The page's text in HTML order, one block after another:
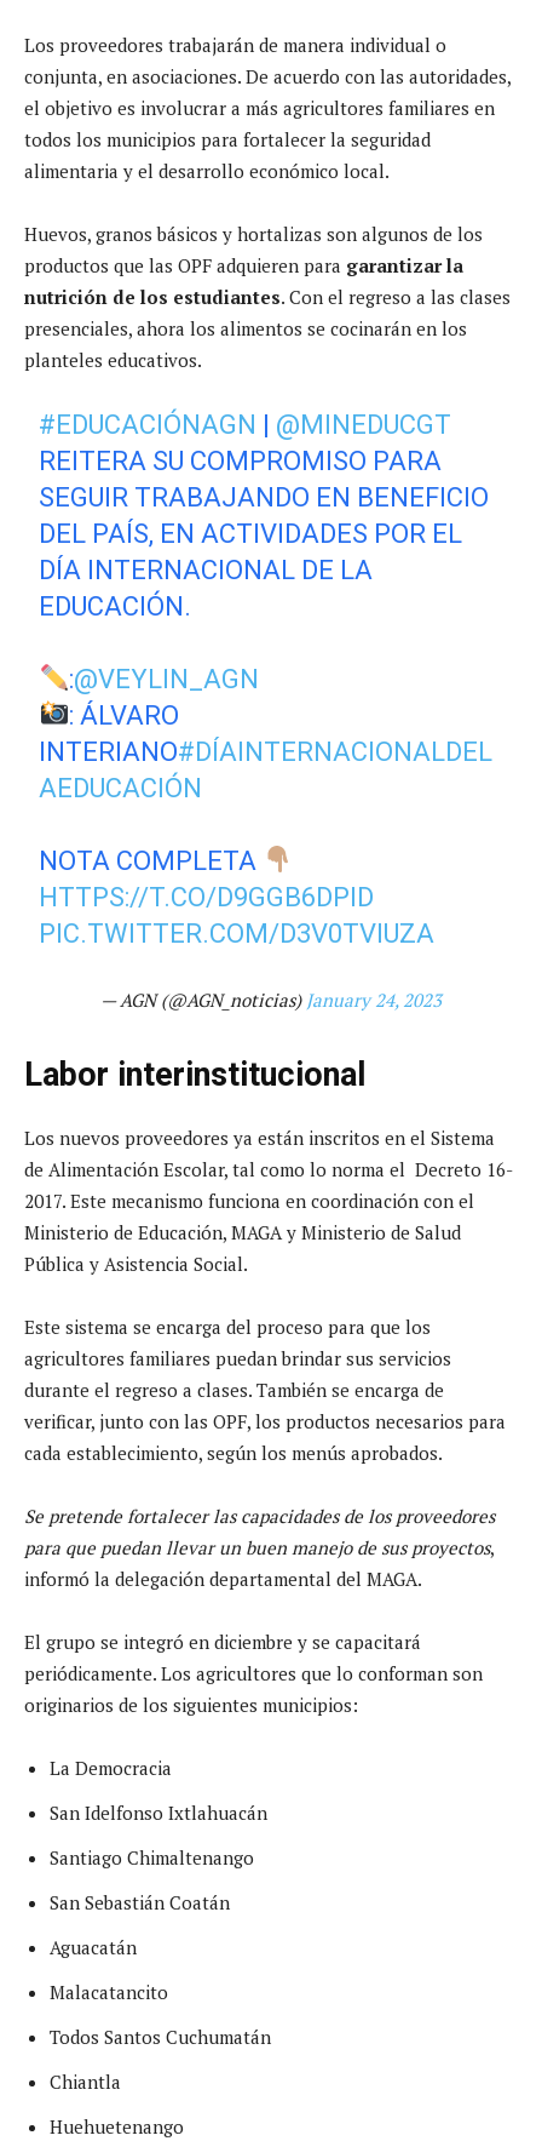
Los proveedores trabajarán de manera individual o
conjunta, en asociaciones. De acuerdo con las autoridades,
el objetivo es involucrar a más agricultores familiares en
todos los municipios para fortalecer la seguridad
alimentaria y el desarrollo económico local.
Huevos, granos básicos y hortalizas son algunos de los
productos que las OPF adquieren para garantizar la
nutrición de los estudiantes. Con el regreso a las clases
presenciales, ahora los alimentos se cocinarán en los
planteles educativos.
#EDUCACIÓNAGN | @MINEDUCGT
REITERA SU COMPROMISO PARA
SEGUIR TRABAJANDO EN BENEFICIO
DEL PAÍS, EN ACTIVIDADES POR EL
DÍA INTERNACIONAL DE LA
EDUCACIÓN.
:@VEYLIN_AGN
: ÁLVARO
INTERIANO#DÍAINTERNACIONALDEL
AEDUCACIÓN
NOTA COMPLETA
HTTPS://T.CO/D9GGB6DPID
PIC.TWITTER.COM/D3V0TVIUZA
— AGN (@AGN_noticias) January 24, 2023
Labor interinstitucional
Los nuevos proveedores ya están inscritos en el Sistema
de Alimentación Escolar, tal como lo norma el Decreto 16-
2017. Este mecanismo funciona en coordinación con el
Ministerio de Educación, MAGA y Ministerio de Salud
Pública y Asistencia Social.
Este sistema se encarga del proceso para que los
agricultores familiares puedan brindar sus servicios
durante el regreso a clases. También se encarga de
verificar, junto con las OPF, los productos necesarios para
cada establecimiento, según los menús aprobados.
Se pretende fortalecer las capacidades de los proveedores
para que puedan llevar un buen manejo de sus proyectos,
informó la delegación departamental del MAGA.
El grupo se integró en diciembre y se capacitará
periódicamente. Los agricultores que lo conforman son
originarios de los siguientes municipios:
La Democracia
San Idelfonso Ixtlahuacán
Santiago Chimaltenango
San Sebastián Coatán
Aguacatán
Malacatancito
Todos Santos Cuchumatán
Chiantla
Huehuetenango